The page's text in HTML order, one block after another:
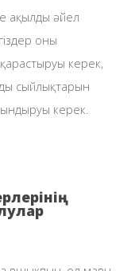
ақылды әйел
оны
қарастыруы керек,
сыйлықтарын
керек.